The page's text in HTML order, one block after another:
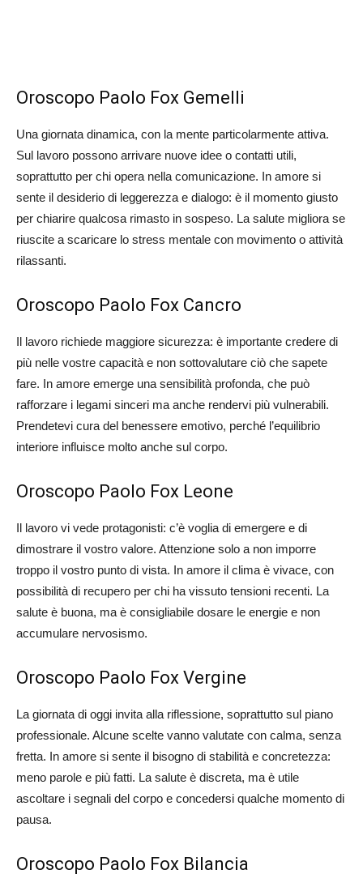
Oroscopo Paolo Fox Gemelli
Una giornata dinamica, con la mente particolarmente attiva.
Sul lavoro possono arrivare nuove idee o contatti utili,
soprattutto per chi opera nella comunicazione. In amore si
sente il desiderio di leggerezza e dialogo: è il momento giusto
per chiarire qualcosa rimasto in sospeso. La salute migliora se
riuscite a scaricare lo stress mentale con movimento o attività
rilassanti.
Oroscopo Paolo Fox Cancro
Il lavoro richiede maggiore sicurezza: è importante credere di
più nelle vostre capacità e non sottovalutare ciò che sapete
fare. In amore emerge una sensibilità profonda, che può
rafforzare i legami sinceri ma anche rendervi più vulnerabili.
Prendetevi cura del benessere emotivo, perché l’equilibrio
interiore influisce molto anche sul corpo.
Oroscopo Paolo Fox Leone
Il lavoro vi vede protagonisti: c’è voglia di emergere e di
dimostrare il vostro valore. Attenzione solo a non imporre
troppo il vostro punto di vista. In amore il clima è vivace, con
possibilità di recupero per chi ha vissuto tensioni recenti. La
salute è buona, ma è consigliabile dosare le energie e non
accumulare nervosismo.
Oroscopo Paolo Fox Vergine
La giornata di oggi invita alla riflessione, soprattutto sul piano
professionale. Alcune scelte vanno valutate con calma, senza
fretta. In amore si sente il bisogno di stabilità e concretezza:
meno parole e più fatti. La salute è discreta, ma è utile
ascoltare i segnali del corpo e concedersi qualche momento di
pausa.
Oroscopo Paolo Fox Bilancia